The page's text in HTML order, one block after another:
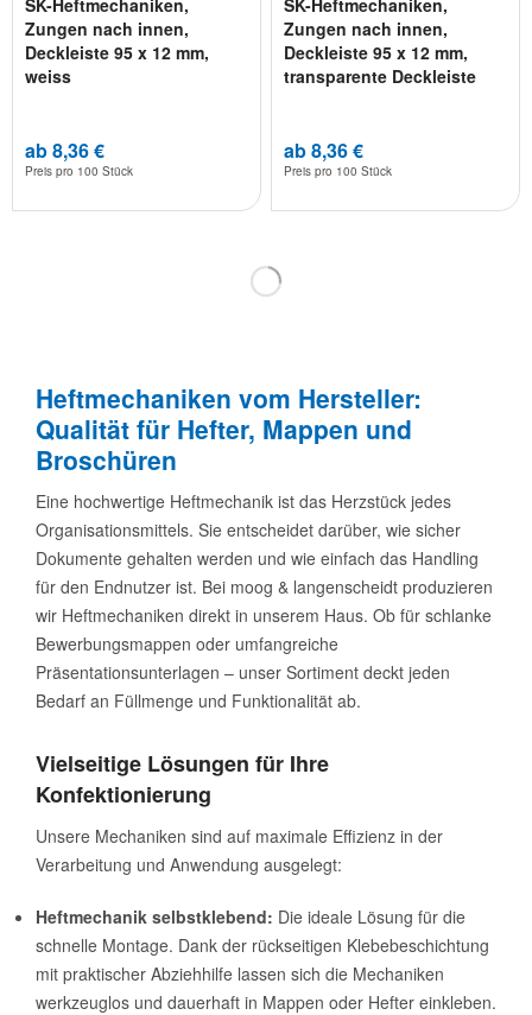
SK-Heftmechaniken,
Zungen nach innen,
Deckleiste 95 x 12 mm,
weiss
ab 8,36 €
Preis pro 100 Stück
SK-Heftmechaniken,
Zungen nach innen,
Deckleiste 95 x 12 mm,
transparente Deckleiste
ab 8,36 €
Preis pro 100 Stück
Heftmechaniken vom Hersteller:
Qualität für Hefter, Mappen und
Broschüren
Eine hochwertige Heftmechanik ist das Herzstück jedes
Organisationsmittels. Sie entscheidet darüber, wie sicher
Dokumente gehalten werden und wie einfach das Handling
für den Endnutzer ist. Bei moog & langenscheidt produzieren
wir Heftmechaniken direkt in unserem Haus. Ob für schlanke
Bewerbungsmappen oder umfangreiche
Präsentationsunterlagen – unser Sortiment deckt jeden
Bedarf an Füllmenge und Funktionalität ab.
Vielseitige Lösungen für Ihre
Konfektionierung
Unsere Mechaniken sind auf maximale Effizienz in der
Verarbeitung und Anwendung ausgelegt:
Heftmechanik selbstklebend: Die ideale Lösung für die
schnelle Montage. Dank der rückseitigen Klebebeschichtung
mit praktischer Abziehhilfe lassen sich die Mechaniken
werkzeuglos und dauerhaft in Mappen oder Hefter einkleben.